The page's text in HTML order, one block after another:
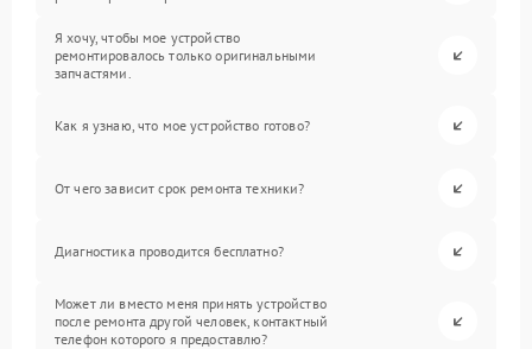
Я хочу, чтобы мое устройство
ремонтировалось только оригинальными
запчастями.
Как я узнаю, что мое устройство готово?
От чего зависит срок ремонта техники?
Диагностика проводится бесплатно?
Может ли вместо меня принять устройство
после ремонта другой человек, контактный
телефон которого я предоставлю?